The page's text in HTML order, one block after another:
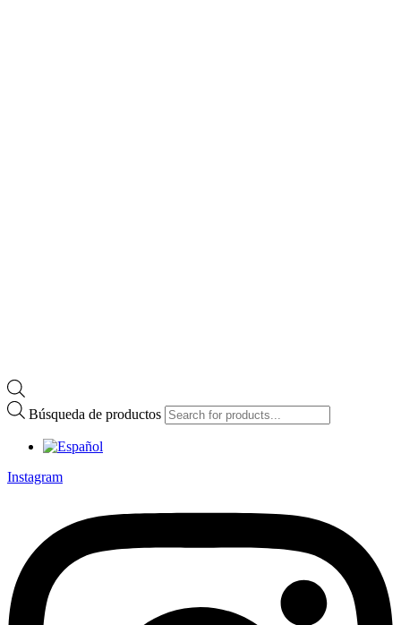
Búsqueda de productos
Instagram